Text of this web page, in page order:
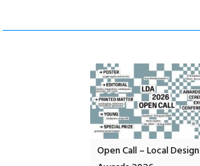
Open Call – Local Design